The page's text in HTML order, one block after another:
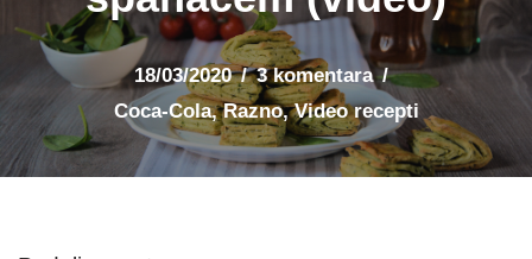
18/03/2020
3 komentara
Coca-Cola,Razno,Video recepti